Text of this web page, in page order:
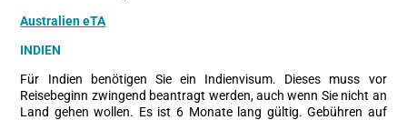
Australien eTA
INDIEN
Für Indien benötigen Sie ein Indienvisum. Dieses muss vor
Reisebeginn zwingend beantragt werden, auch wenn Sie nicht an
Land gehen wollen. Es ist 6 Monate lang gültig. Gebühren auf